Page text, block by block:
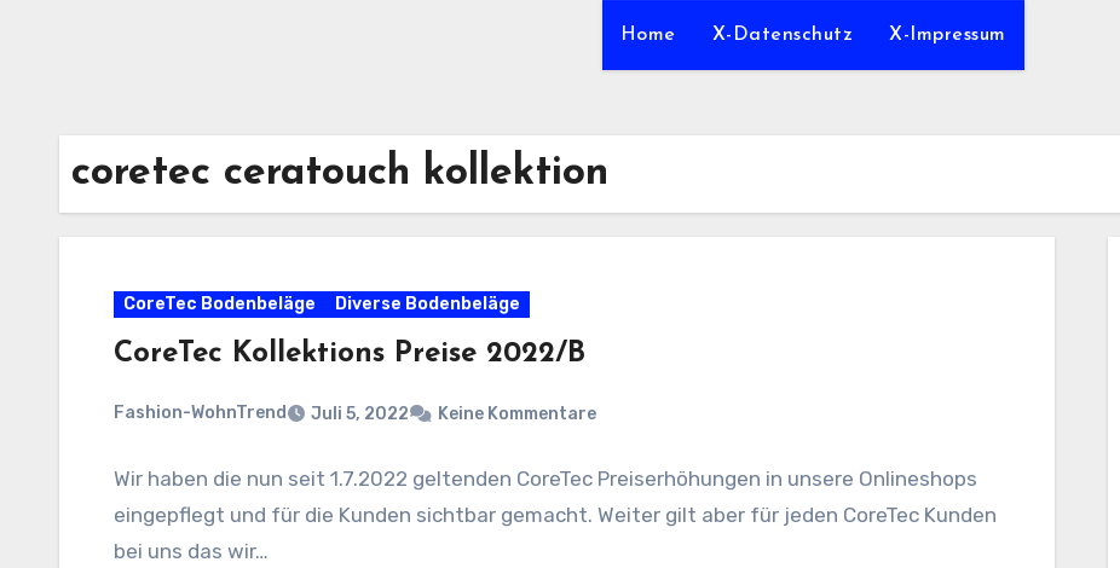
Home X-Datenschutz X-Impressum
coretec ceratouch kollektion
CoreTec Bodenbeläge Diverse Bodenbeläge
CoreTec Kollektions Preise 2022/B
Fashion-WohnTrend Juli 5, 2022 Keine Kommentare
Wir haben die nun seit 1.7.2022 geltenden CoreTec Preiserhöhungen in unsere Onlineshops
eingepflegt und für die Kunden sichtbar gemacht. Weiter gilt aber für jeden CoreTec Kunden
bei uns das wir…